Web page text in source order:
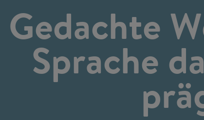
Gedachte
Sprache